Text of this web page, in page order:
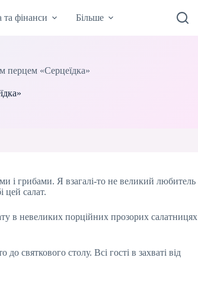
та фінанси Більше
перцем «Серцеїдка»
і грибами. Я взагалі-то не великий любитель
цей салат.
в невеликих порційних прозорих салатницях
святкового столу. Всі гості в захваті від